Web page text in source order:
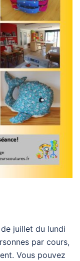
juillet du lundi
par cours,
Vous pouvez